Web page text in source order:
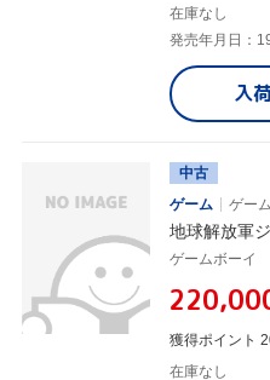
在庫なし
発売年月日：
入
中古
ゲーム
ゲー
地球解放軍
ゲームボーイ
獲得ポイント
在庫なし